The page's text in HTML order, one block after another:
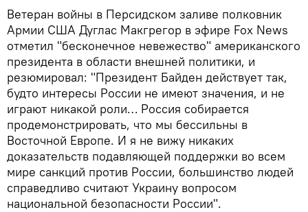
Ветеран войны в Персидском заливе полковник
Армии США Дуглас Макгрегор в эфире Fox News
отметил "бесконечное невежество" американского
президента в области внешней политики, и
резюмировал: "Президент Байден действует так,
будто интересы России не имеют значения, и не
играют никакой роли… Россия собирается
продемонстрировать, что мы бессильны в
Восточной Европе. И я не вижу никаких
доказательств подавляющей поддержки во всем
мире санкций против России, большинство людей
справедливо считают Украину вопросом
национальной безопасности России".